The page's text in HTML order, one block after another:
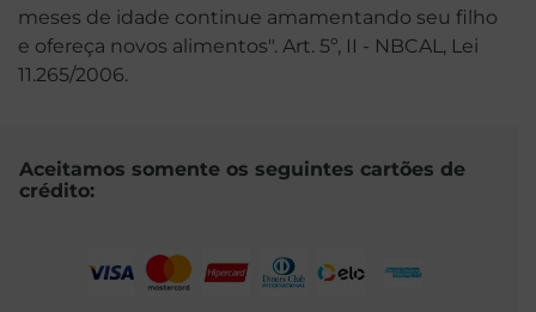
meses de idade continue amamentando seu filho
e ofereça novos alimentos". Art. 5º, II - NBCAL, Lei
11.265/2006.
Aceitamos somente os seguintes cartões de
crédito: